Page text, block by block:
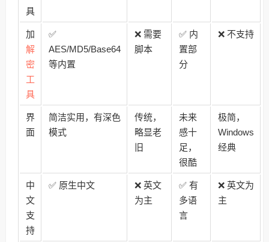
具
加
解
密
工
具
✅
AES/MD5/Base64
等内置
❌ 需要
脚本
✅ 内
置部
分
❌ 不支持
界
面
简洁实用，有深色
模式
传统，
略显老
旧
未来
感十
足，
很酷
极简，
Windows
经典
中
文
支
持
✅ 原生中文
❌ 英文
为主
✅ 有
多语
言
❌ 英文为
主